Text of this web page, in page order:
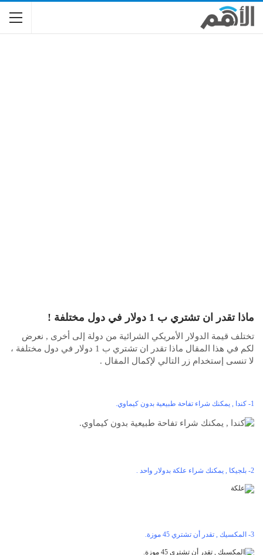
ماذا تقدر ان تشتري ب 1 دولار في دول مختلفة !
تختلف قيمة الدولار الأمريكي الشرائية من دولة إلى أخرى , نعرض
لكم في هذا المقال ماذا تقدر ان تشتري ب 1 دولار في دول مختلفة ،
لا تنسى إستخدام زر التالي لإكمال المقال .
1- كندا , يمكنك شراء تفاحة طبيعية بدون كيماوي.
2- بلجيكا , يمكنك شراء علكة بدولار واحد .
3- المكسيك , تقدر أن تشتري 45 موزة.